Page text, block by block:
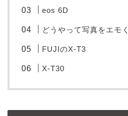
eos 6D
どうやって写真をエモ
FUJIのX-T3
X-T30